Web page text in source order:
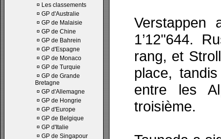
¤ Les classements
¤ GP d'Australie
¤ GP de Malaisie
¤ GP de Chine
¤ GP de Bahrein
¤ GP d'Espagne
¤ GP de Monaco
¤ GP de Turquie
¤ GP de Grande
Bretagne
¤ GP d'Allemagne
¤ GP de Hongrie
¤ GP d'Europe
¤ GP de Belgique
¤ GP d'Italie
¤ GP de Singapour
1’12"644.
rang, et
place,
entre les
troisième.